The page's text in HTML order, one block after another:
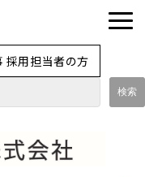
採用担当者の方